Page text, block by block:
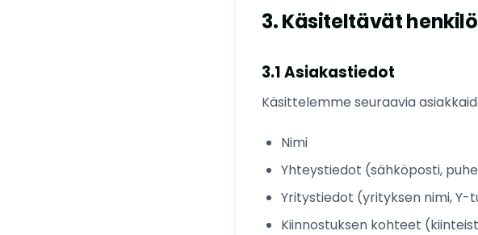
3. Käsiteltävät
3.1 Asiakastiedot
Käsittelemme seuraavia
Nimi
Yhteystiedot (sähköposti,
Yritystiedot (yrityksen nimi, Y-
Kiinnostuksen kohteet